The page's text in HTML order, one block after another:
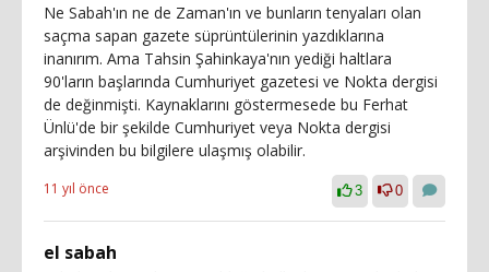
Ne Sabah'ın ne de Zaman'ın ve bunların tenyaları olan
saçma sapan gazete süprüntülerinin yazdıklarına
inanırım. Ama Tahsin Şahinkaya'nın yediği haltlara
90'ların başlarında Cumhuriyet gazetesi ve Nokta dergisi
de değinmişti. Kaynaklarını göstermesede bu Ferhat
Ünlü'de bir şekilde Cumhuriyet veya Nokta dergisi
arşivinden bu bilgilere ulaşmış olabilir.
11 yıl önce 3 0
el sabah